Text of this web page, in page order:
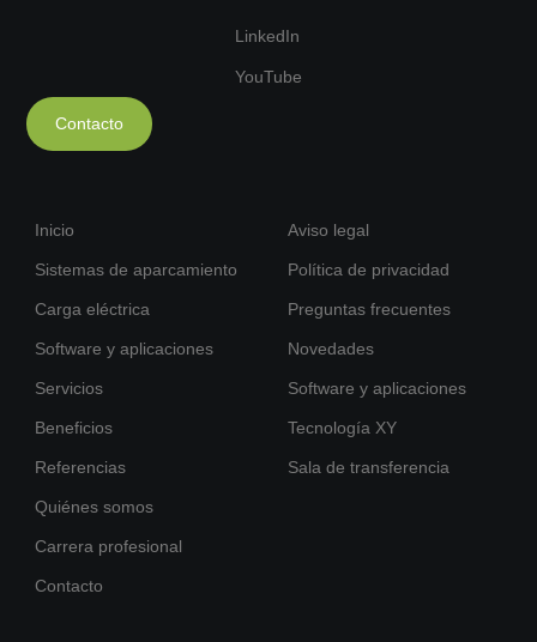
LinkedIn
YouTube
Contacto
Inicio
Sistemas de aparcamiento
Carga eléctrica
Software y aplicaciones
Servicios
Beneficios
Referencias
Quiénes somos
Carrera profesional
Contacto
Aviso legal
Política de privacidad
Preguntas frecuentes
Novedades
Software y aplicaciones
Tecnología XY
Sala de transferencia